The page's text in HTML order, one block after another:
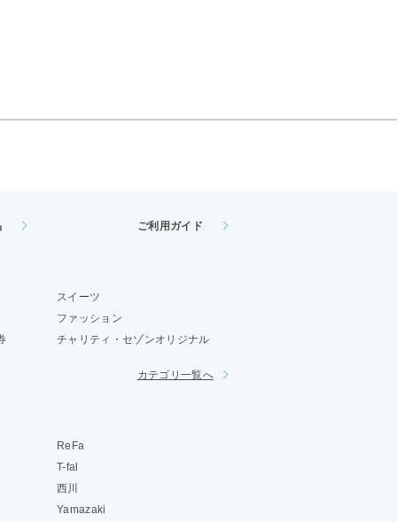
ご利用ガイド
スイーツ
ファッション
チャリティ・セゾンオリジナル
カテゴリ一覧へ
ReFa
T-fal
西川
Yamazaki